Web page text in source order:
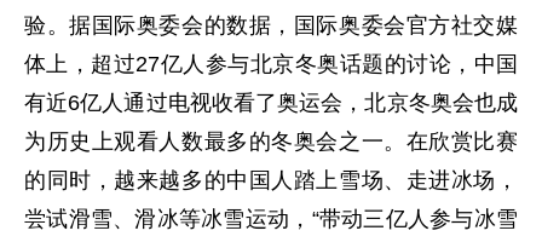
验。据国际奥委会的数据，国际奥委会官方社交媒
体上，超过27亿人参与北京冬奥话题的讨论，中国
有近6亿人通过电视收看了奥运会，北京冬奥会也成
为历史上观看人数最多的冬奥会之一。在欣赏比赛
的同时，越来越多的中国人踏上雪场、走进冰场，
尝试滑雪、滑冰等冰雪运动，“带动三亿人参与冰雪